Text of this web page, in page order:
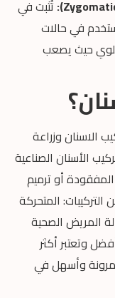
تُثبت في
في حالات
حيث يصعب
الاسنان وزراعة
الأسنان الصناعية
أو ترميم
المتحركة
المريض الصحية
أفضل وتعتبر أكثر
مرونة وأسهل في